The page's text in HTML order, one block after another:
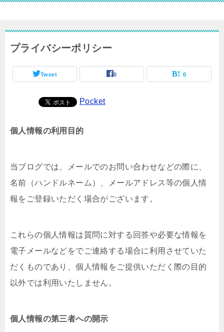
プライバシーポリシー
Tweet 0 0
Pocket
個人情報の利用目的
当ブログでは、メールでのお問い合わせなどの際に、
名前（ハンドルネーム）、メールアドレス等の個人情
報をご登録いただく場合がございます。
これらの個人情報は質問に対する回答や必要な情報を
電子メールなどをでご連絡する場合に利用させていた
だくものであり、個人情報をご提供いただく際の目的
以外では利用いたしません。
個人情報の第三者への開示